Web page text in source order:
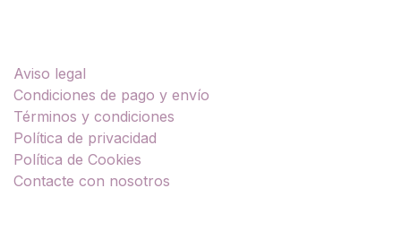
Aviso legal
Condiciones de pago y envío
Términos y condiciones
Política de privacidad
Política de Cookies
Contacte con nosotros